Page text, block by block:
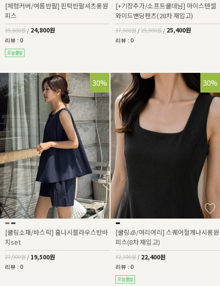
[체형커버/여름반팔] 핀턱반팔셔츠롱원
피스
35,500원 / 24,800원
리뷰 : 0
[+기장추가/소프트쿨데님] 아이스텐셀
와이드밴딩팬츠(28차 재입고)
37,500원 / 29,900원 / 25,400원
리뷰 : 0
30%
[쿨링소재/바스락] 훌나시블라우스반바
지set
27,900원 / 19,500원
리뷰 : 0
30%
[쿨링🧊/여리여리] 스퀘어절개나시롱원
피스(8차 재입고)
32,100원 / 22,400원
리뷰 : 0